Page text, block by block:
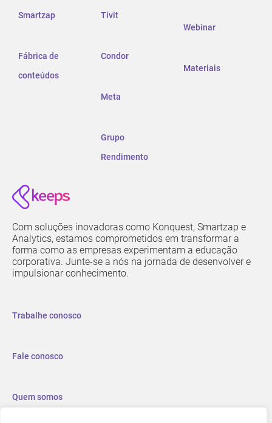
Smartzap
Fábrica de
conteúdos
Tivit
Condor
Meta
Grupo
Rendimento
Webinar
Materiais
Com soluções inovadoras como Konquest, Smartzap e
Analytics, estamos comprometidos em transformar a
forma como as empresas experimentam a educação
corporativa. Junte-se a nós na jornada de desenvolver e
impulsionar conhecimento.
Trabalhe conosco
Fale conosco
Quem somos